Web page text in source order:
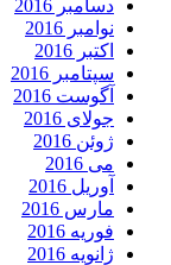
دسامبر 2016
نوامبر 2016
اکتبر 2016
سپتامبر 2016
آگوست 2016
جولای 2016
ژوئن 2016
می 2016
آوریل 2016
مارس 2016
فوریه 2016
ژانویه 2016